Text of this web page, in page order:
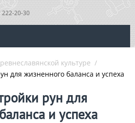
222-20-30
культуре /
для жизненного баланса и успеха
рун для
и успеха